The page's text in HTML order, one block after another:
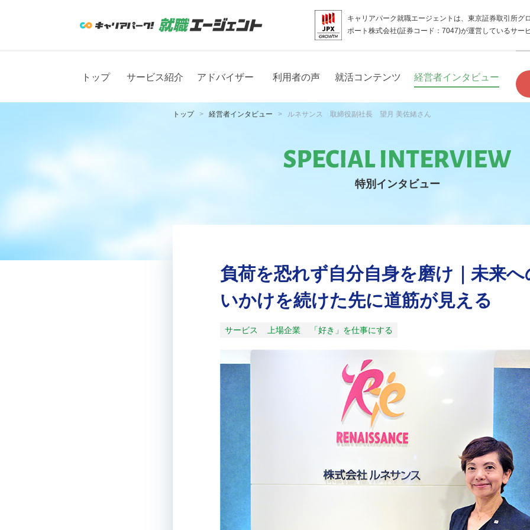
キャリアパーク就職エージェントは、東京証券取引所グ
ポート株式会社(証券コード：7047)が運営しているサー
トップ サービス紹介 アドバイザー 利用者の声 就活コンテンツ 経営者インタビュー
トップ 経営者インタビュー ルネサンス 取締役副社長 望月 美佐緒さん
特別インタビュー
負荷を恐れず自分自身を磨け｜未来へ
いかけを続けた先に道筋が見える
サービス 上場企業 「好き」を仕事にする